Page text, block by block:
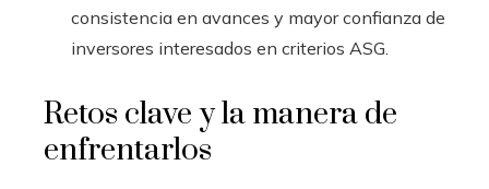
consistencia en avances y mayor confianza de
inversores interesados en criterios ASG.
Retos clave y la manera de
enfrentarlos